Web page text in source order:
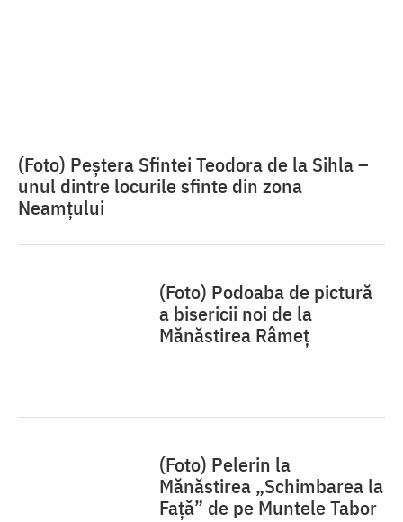
(Foto) Peștera Sfintei Teodora de la Sihla –
unul dintre locurile sfinte din zona
Neamțului
(Foto) Podoaba de pictură
a bisericii noi de la
Mănăstirea Râmeț
(Foto) Pelerin la
Mănăstirea „Schimbarea la
Față” de pe Muntele Tabor